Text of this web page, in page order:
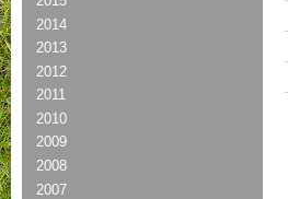
2014
2013
2012
2011
2010
2009
2008
2007